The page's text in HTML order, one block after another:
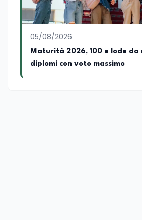
05/08/2026
Maturità 2026, 100 e lode da
diplomi con voto massimo